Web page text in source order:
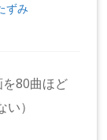
ずみ
80曲ほど
）